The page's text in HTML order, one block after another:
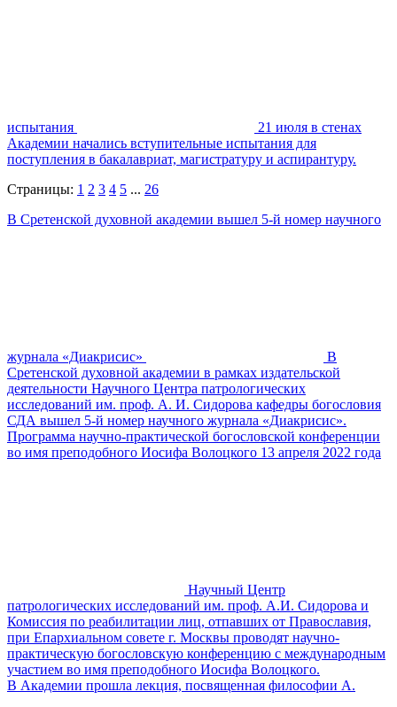
испытания
21 июля в стенах
Академии начались вступительные испытания для
поступления в бакалавриат, магистратуру и аспирантуру.
Страницы: 1 2 3 4 5 ... 26
В Сретенской духовной академии вышел 5-й номер научного
журнала «Диакрисис»
В
Сретенской духовной академии в рамках издательской
деятельности Научного Центра патрологических
исследований им. проф. А. И. Сидорова кафедры богословия
СДА вышел 5-й номер научного журнала «Диакрисис».
Программа научно-практической богословской конференции
во имя преподобного Иосифа Волоцкого 13 апреля 2022 года
Научный Центр
патрологических исследований им. проф. А.И. Сидорова и
Комиссия по реабилитации лиц, отпавших от Православия,
при Епархиальном совете г. Москвы проводят научно-
практическую богословскую конференцию с международным
участием во имя преподобного Иосифа Волоцкого.
В Академии прошла лекция, посвященная философии А.